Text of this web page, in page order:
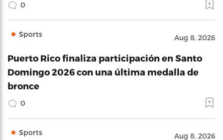
0
Sports Aug 8, 2026
Puerto Rico finaliza participación en Santo
Domingo 2026 con una última medalla de
bronce
0
Sports Aug 8, 2026